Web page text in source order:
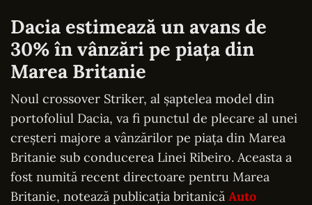
Dacia estimează un avans de
30% în vânzări pe piața din
Marea Britanie
Noul crossover Striker, al șaptelea model din
portofoliul Dacia, va fi punctul de plecare al unei
creșteri majore a vânzărilor pe piața din Marea
Britanie sub conducerea Linei Ribeiro. Aceasta a
fost numită recent directoare pentru Marea
Britanie, notează publicația britanică Auto